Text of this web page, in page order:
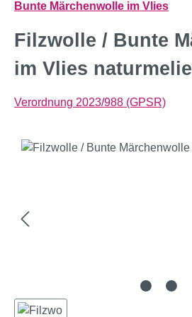
Bunte Märchenwolle im Vlies
Filzwolle / Bunte
im Vlies
Verordnung 2023/988 (GPSR)
Bildergalerie überspringen